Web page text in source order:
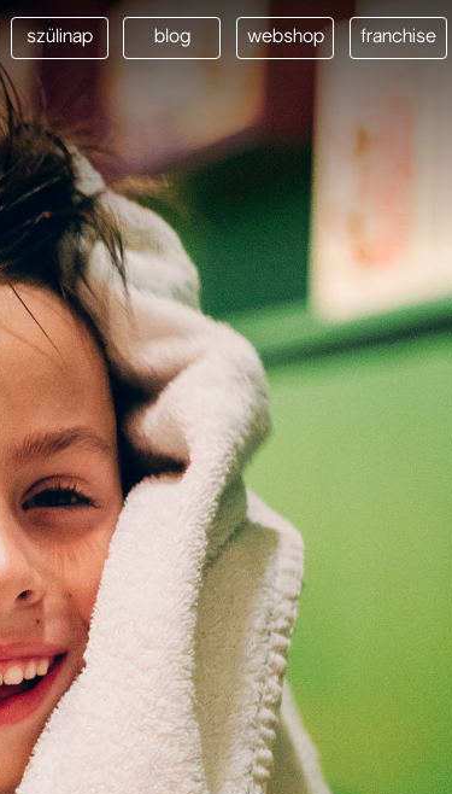
szülinap blog webshop franchise